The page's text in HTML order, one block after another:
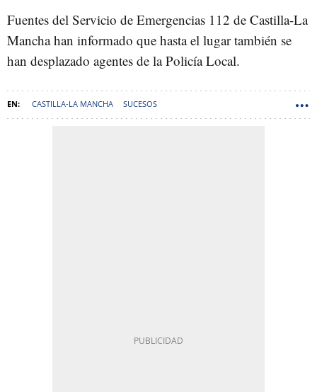
Fuentes del Servicio de Emergencias 112 de Castilla-La
Mancha han informado que hasta el lugar también se
han desplazado agentes de la Policía Local.
CASTILLA-LA MANCHA SUCESOS